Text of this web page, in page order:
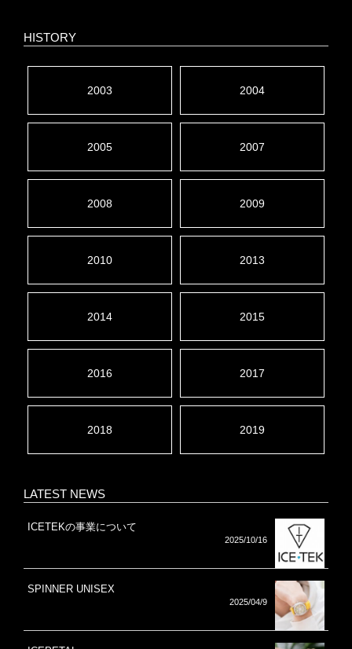
HISTORY
2003 2004
2005 2007
2008 2009
2010 2013
2014 2015
2016 2017
2018 2019
LATEST NEWS
ICETEKの事業について
2025/10/16
SPINNER UNISEX
2025/04/9